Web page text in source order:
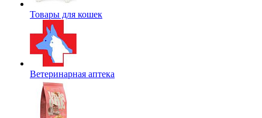
Товары для кошек
Ветеринарная аптека